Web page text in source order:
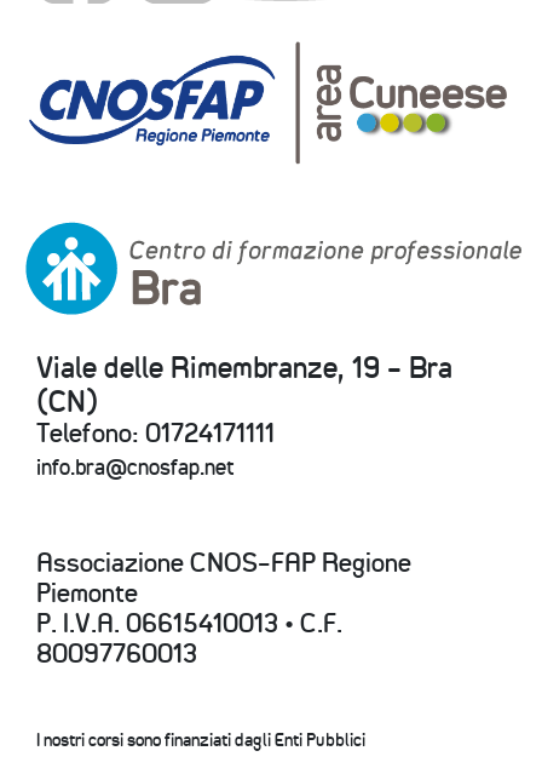
Viale delle Rimembranze, 19 - Bra
(CN)
Telefono: 01724171111
info.bra@cnosfap.net
Associazione CNOS-FAP Regione
Piemonte
P. I.V.A. 06615410013 • C.F.
80097760013
I nostri corsi sono finanziati dagli Enti Pubblici